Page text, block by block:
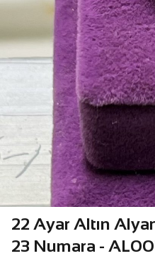
22 Ayar Altın
23 Numara -